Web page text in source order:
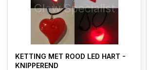
KETTING MET ROOD LED HART -
KNIPPEREND